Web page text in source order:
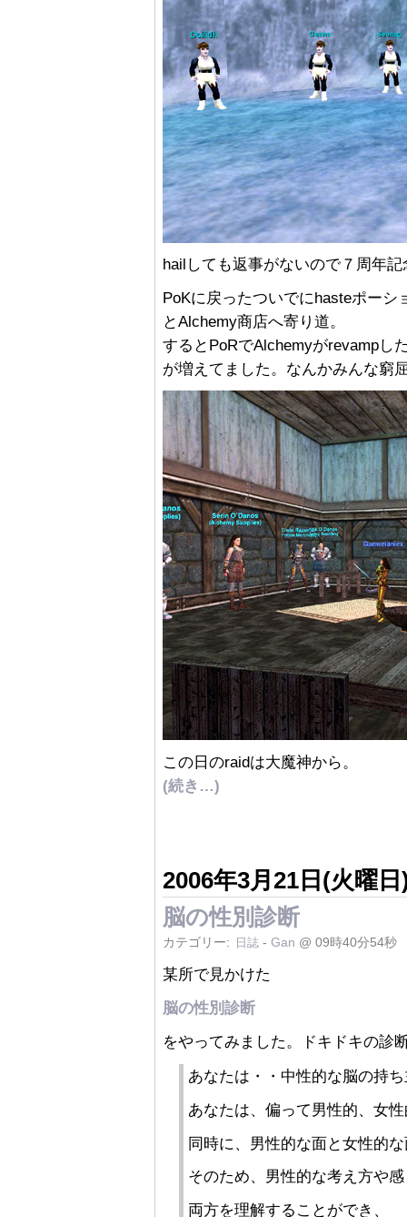
hailしても返事がないので７周年
PoKに戻ったついでにhasteポー
とAlchemy商店へ寄り道。
するとPoRでAlchemyがrevampし
が増えてました。なんかみんな窮
この日のraidは大魔神から。
(続き…)
2006年3月21日(火曜日
脳の性別診断
カテゴリー: 日誌 - Gan @ 09時40分54秒
某所で見かけた
脳の性別診断
をやってみました。ドキドキの診
あなたは・・中性的な脳の持
あなたは、偏って男性的、女
同時に、男性的な面と女性的
そのため、男性的な考え方や
両方を理解することができ、